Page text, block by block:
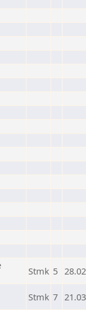
Stmk 5
Stmk 7